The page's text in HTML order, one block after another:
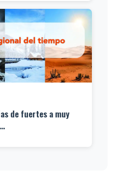
de fuertes a muy